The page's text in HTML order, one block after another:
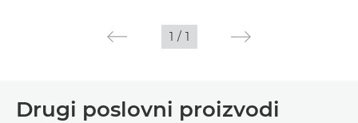
1 / 1
Drugi poslovni proizvodi